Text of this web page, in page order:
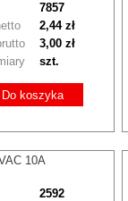
7857
3,00 zł
2,44 zł
szt.
Do koszyka
10A
2592